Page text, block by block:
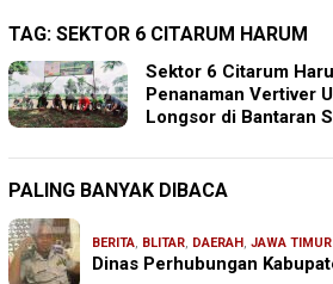
TAG: SEKTOR 6 CITARUM HARUM
Sektor 6 Citarum
Penanaman Vertiver
Longsor di Bantaran
PALING BANYAK DIBACA
BERITA, BLITAR, DAERAH , JAWA TIMUR
Dinas Perhubungan